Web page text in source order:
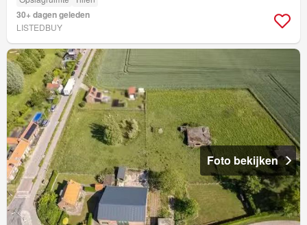
30+ dagen geleden
LISTEDBUY
Foto bekijken